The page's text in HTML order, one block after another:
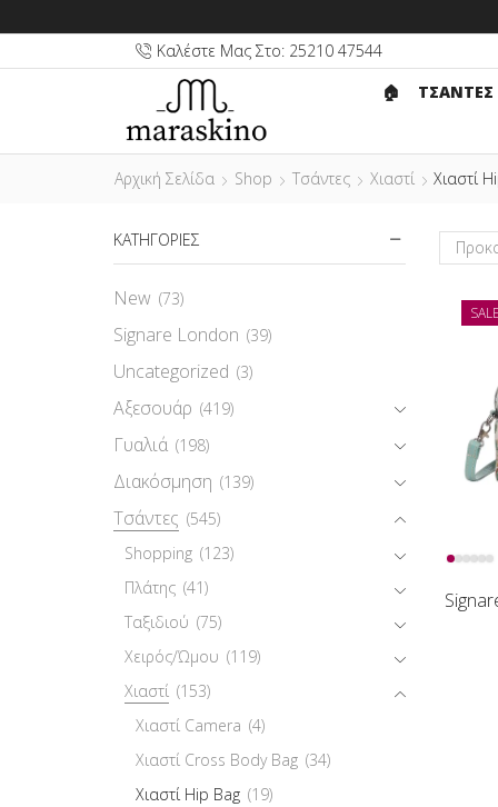
Καλέστε Μας Στο: 25210 47544
🏠︎
ΤΣΑΝΤΕΣ
Αρχική Σελίδα Shop Τσάντες Χιαστί Χιαστί
SALE
ΚΑΤΗΓΟΡΙΕΣ
New (73)
Signare London (39)
Uncategorized (3)
Αξεσουάρ (419)
Γυαλιά (198)
Διακόσμηση (139)
Τσάντες (545)
Shopping (123)
Πλάτης (41)
Ταξιδιού (75)
Χειρός/Ώμου (119)
Χιαστί (153)
Χιαστί Camera (4)
Χιαστί Cross Body Bag (34)
Χιαστί Hip Bag (19)